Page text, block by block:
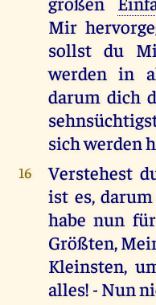
Mir
sollst du
werden in
darum dich
sich werden
16
Verstehest
ist es,
habe nun
Größten,
Kleinsten,
alles! - Nun